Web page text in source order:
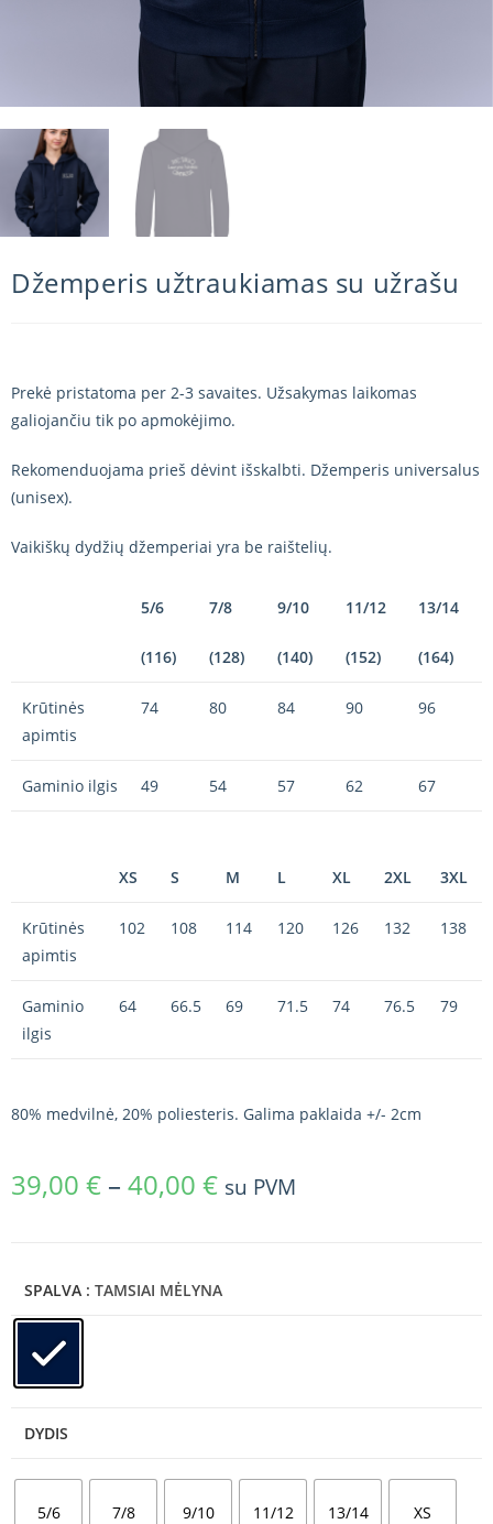
Džemperis užtraukiamas su užrašu
Prekė pristatoma per 2-3 savaites. Užsakymas laikomas
galiojančiu tik po apmokėjimo.
Rekomenduojama prieš dėvint išskalbti. Džemperis universalus
(unisex).
Vaikiškų dydžių džemperiai yra be raištelių.
5/6
(116)
7/8
(128)
9/10
(140)
11/12
(152)
13/14
(164)
Krūtinės
apimtis
74 80 84 90 96
Gaminio ilgis 49 54 57 62 67
XS S M L XL 2XL 3XL
Krūtinės
apimtis
102 108 114 120 126 132 138
Gaminio
ilgis
64 66.5 69 71.5 74 76.5 79
80% medvilnė, 20% poliesteris. Galima paklaida +/- 2cm
39,00 € – 40,00 € su PVM
SPALVA : TAMSIAI MĖLYNA
DYDIS
5/6 7/8 9/10 11/12 13/14 XS